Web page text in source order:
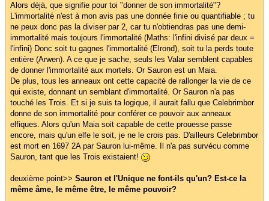
Alors déjà, que signifie pour toi "donner de son immortalité"?
L'immortalité n'est à mon avis pas une donnée finie ou quantifiable ; tu
ne peux donc pas la diviser par 2, car tu n'obtiendras pas une demi-
immortalité mais toujours l'immortalité (Maths: l'infini divisé par deux =
l'infini) Donc soit tu gagnes l'immortalité (Elrond), soit tu la perds toute
entière (Arwen). A ce que je sache, seuls les Valar semblent capables
de donner l'immortalité aux mortels. Or Sauron est un Maia.
De plus, tous les anneaux ont cette capacité de rallonger la vie de ce
qui existe, donnant un semblant d'immortalité. Or Sauron n'a pas
touché les Trois. Et si je suis ta logique, il aurait fallu que Celebrimbor
donne de son immortalité pour conférer ce pouvoir aux anneaux
elfiques. Alors qu'un Maia soit capable de cette prouesse passe
encore, mais qu'un elfe le soit, je ne le crois pas. D'ailleurs Celebrimbor
est mort en 1697 2A par Sauron lui-même. Il n'a pas survécu comme
Sauron, tant que les Trois existaient!
deuxième point>> Sauron et l'Unique ne font-ils qu'un? Est-ce la
même âme, le même être, le même pouvoir?